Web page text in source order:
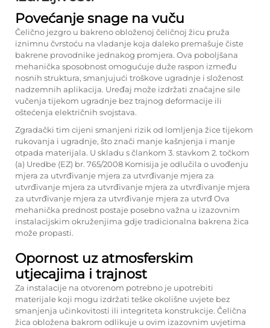
Povećanje snage na vuču
Čelično jezgro u bakreno obloženoj čeličnoj žicu pruža
iznimnu čvrstoću na vladanje koja daleko premašuje čiste
bakrene provodnike jednakog promjera. Ova poboljšana
mehanička sposobnost omogućuje duže raspon između
nosnih struktura, smanjujući troškove ugradnje i složenost
nadzemnih aplikacija. Uređaj može izdržati značajne sile
vučenja tijekom ugradnje bez trajnog deformacije ili
oštećenja električnih svojstava.
Zgradački tim cijeni smanjeni rizik od lomljenja žice tijekom
rukovanja i ugradnje, što znači manje kašnjenja i manje
otpada materijala. U skladu s člankom 3. stavkom 2. točkom
(a) Uredbe (EZ) br. 765/2008 Komisija je odlučila o uvođenju
mjera za utvrđivanje mjera za utvrđivanje mjera za
utvrđivanje mjera za utvrđivanje mjera za utvrđivanje mjera
za utvrđivanje mjera za utvrđivanje mjera za utvrđ Ova
mehanička prednost postaje posebno važna u izazovnim
instalacijskim okruženjima gdje tradicionalna bakrena žica
može propasti.
Opornost uz atmosferskim
utjecajima i trajnost
Za instalacije na otvorenom potrebno je upotrebiti
materijale koji mogu izdržati teške okolišne uvjete bez
smanjenja učinkovitosti ili integriteta konstrukcije. Čelična
žica obložena bakrom odlikuje u ovim izazovnim uvjetima